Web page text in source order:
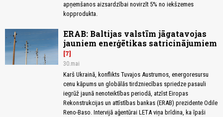
apņemšanos aizsardzībai novirzīt 5% no iekšzemes
kopprodukta.
ERAB: Baltijas valstīm jāgatavojas
jauniem enerģētikas satricinājumiem
7
30.mai
Karš Ukrainā, konflikts Tuvajos Austrumos, energoresursu
cenu kāpums un globālās tirdzniecības spriedze pasauli
iegrūž jaunā nenoteiktības periodā, atzīst Eiropas
Rekonstrukcijas un attīstības bankas (ERAB) prezidente Odile
Reno-Baso. Intervijā aģentūrai LETA viņa brīdina, ka īpaši